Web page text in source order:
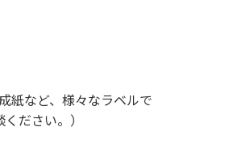
紙など、様々なラベルで
ださい。）